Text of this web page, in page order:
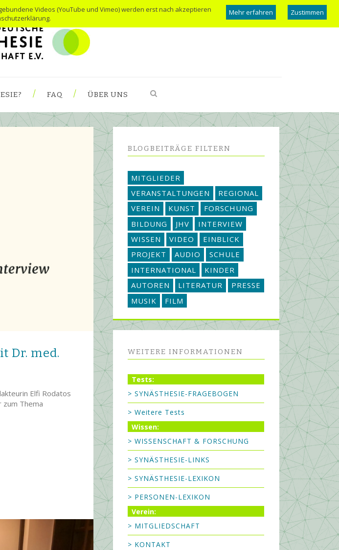
FAQ ÜBER UNS
Dr. med.
Elfi Rodatos
zum Thema
BLOGBEITRÄGE FILTERN
MITGLIEDER
VERANSTALTUNGEN
REGIONAL
VEREIN
KUNST
FORSCHUNG
BILDUNG
JHV
INTERVIEW
WISSEN
VIDEO
EINBLICK
PROJEKT
AUDIO
SCHULE
INTERNATIONAL
KINDER
AUTOREN
LITERATUR
PRESSE
MUSIK
FILM
WEITERE INFORMATIONEN
Tests:
> SYNÄSTHESIE-FRAGEBOGEN
> Weitere Tests
Wissen:
> WISSENSCHAFT & FORSCHUNG
> SYNÄSTHESIE-LINKS
> SYNÄSTHESIE-LEXIKON
> PERSONEN-LEXIKON
Verein:
> MITGLIEDSCHAFT
> KONTAKT
Videos (YouTube und Vimeo) werden erst nach akzeptieren
Mehr erfahren Zustimmen